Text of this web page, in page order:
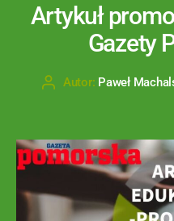
Artykuł
Gazety
Autor: Paweł